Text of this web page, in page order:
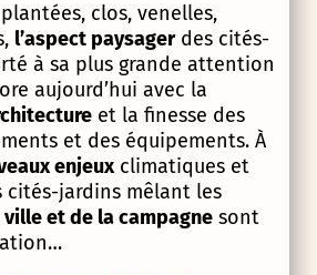
clos, venelles,
l’aspect paysagerdes cités-
à sa plus grande attention
aujourd’hui avec la
et la finesse des
et des équipements. À
enjeuxclimatiques et
cités-jardins mêlant les
et de la campagnesont